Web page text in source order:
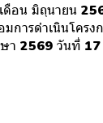
เดือน มิถุนายน
การดำเนินโครง
า 2569 วันที่